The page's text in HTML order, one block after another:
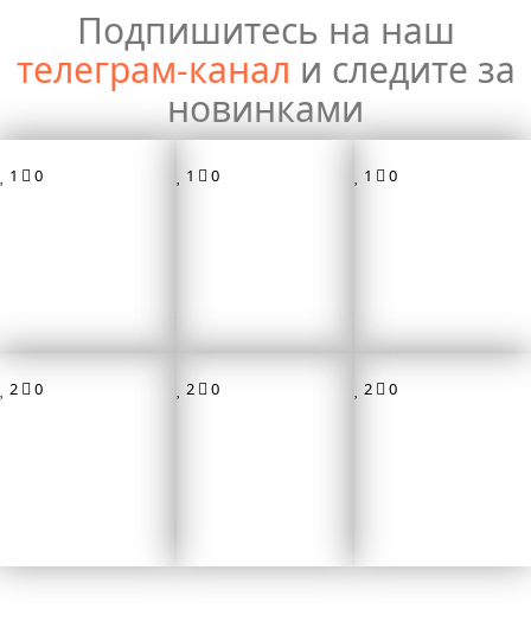
Подпишитесь на наш
телеграм-канал и следите за
новинками
1 0 1 0 1 0
2 0 2 0 2 0